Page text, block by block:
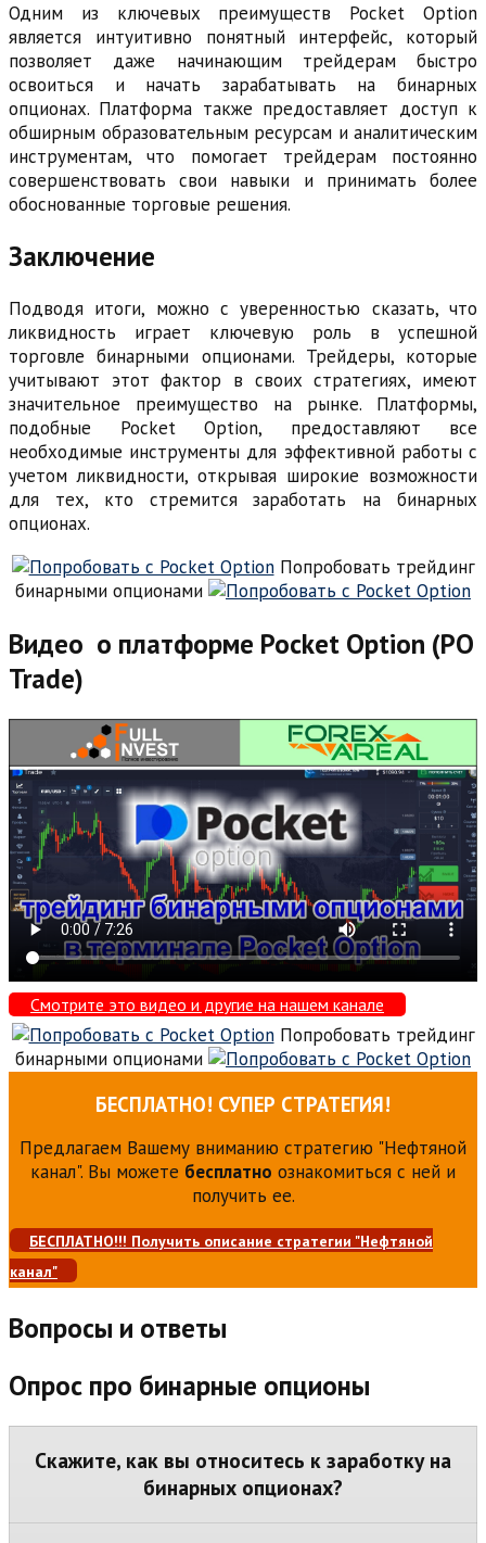
Одним из ключевых преимуществ Pocket Option
является интуитивно понятный интерфейс, который
позволяет даже начинающим трейдерам быстро
освоиться и начать зарабатывать на бинарных
опционах. Платформа также предоставляет доступ к
обширным образовательным ресурсам и аналитическим
инструментам, что помогает трейдерам постоянно
совершенствовать свои навыки и принимать более
обоснованные торговые решения.
Заключение
Подводя итоги, можно с уверенностью сказать, что
ликвидность играет ключевую роль в успешной
торговле бинарными опционами. Трейдеры, которые
учитывают этот фактор в своих стратегиях, имеют
значительное преимущество на рынке. Платформы,
подобные Pocket Option, предоставляют все
необходимые инструменты для эффективной работы с
учетом ликвидности, открывая широкие возможности
для тех, кто стремится заработать на бинарных
опционах.
Попробовать трейдинг
бинарными опционами
Видео о платформе Pocket Option (PO
Trade)
Смотрите это видео и другие на нашем канале
Попробовать трейдинг
бинарными опционами
БЕСПЛАТНО! СУПЕР СТРАТЕГИЯ!
Предлагаем Вашему вниманию стратегию "Нефтяной
канал". Вы можете бесплатно ознакомиться с ней и
получить ее.
БЕСПЛАТНО!!! Получить описание стратегии "Нефтяной
канал"
Вопросы и ответы
Опрос про бинарные опционы
Скажите, как вы относитесь к заработку на
бинарных опционах?